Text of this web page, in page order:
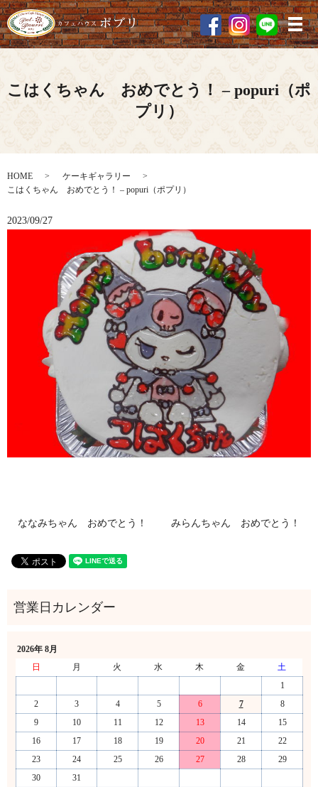
メ
こはくちゃん おめでとう！ – popuri（ポ
プリ）
HOME
ケーキギャラリー
こはくちゃん おめでとう！ – popuri（ポプリ）
2023/09/27
ななみちゃん おめでとう！ みらんちゃん おめでとう！
2026年 8月
日
月 火 水 木 金
土
1
2
3 4 5 6 7
8
9
10 11 12 13 14
15
16
17 18 19 20 21
22
23
24 25 26 27 28
29
30
31